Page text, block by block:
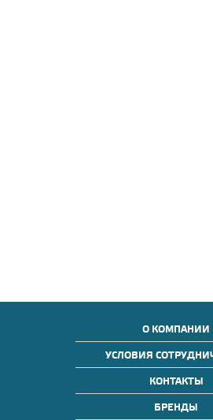
О КОМПАНИИ
УСЛОВИЯ
КОНТАКТЫ
БРЕНДЫ